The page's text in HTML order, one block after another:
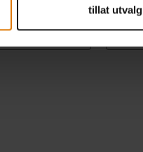
tillat utvalg